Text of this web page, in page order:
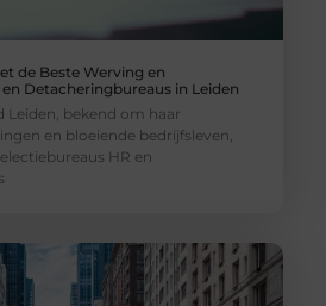
de Beste Werving en
Detacheringbureaus in Leiden
Leiden, bekend om haar
en bloeiende bedrijfsleven,
HR en